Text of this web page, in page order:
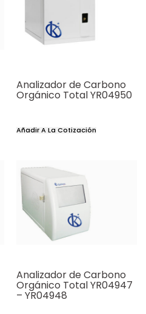
Analizador de Carbono
Orgánico Total YR04950
Añadir A La Cotización
Analizador de Carbono
Orgánico Total YR04947
– YR04948